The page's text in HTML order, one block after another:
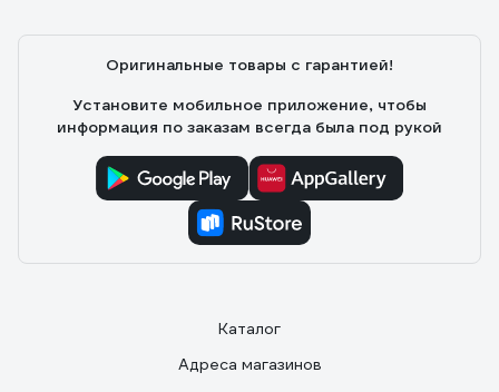
падения...Оригинальные товары с гарантией!
Установите мобильное приложение, чтобы
информация по заказам всегда была под рукой
Каталог
Адреса магазинов